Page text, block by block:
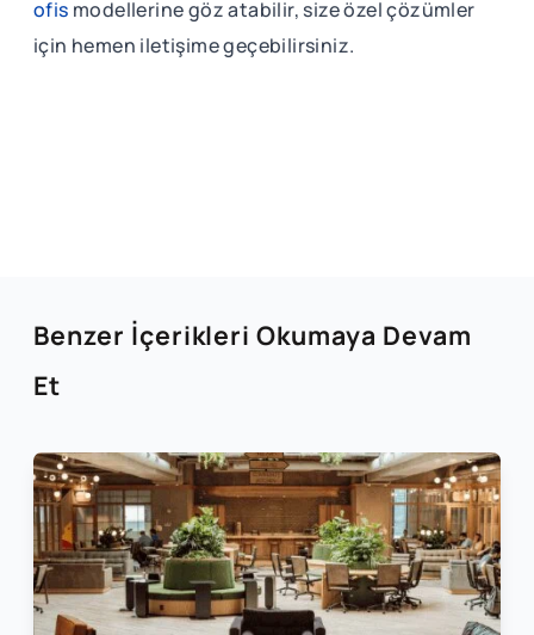
ofis modellerine göz atabilir, size özel çözümler
için hemen iletişime geçebilirsiniz.
Benzer İçerikleri Okumaya Devam
Et